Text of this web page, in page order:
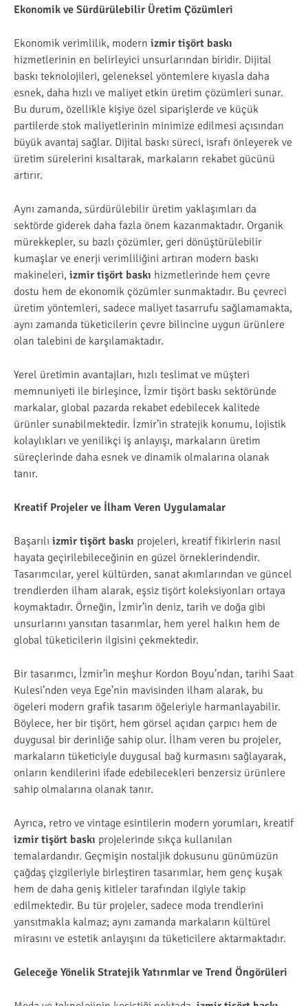
Ekonomik ve Sürdürülebilir Üretim Çözümleri
Ekonomik verimlilik, modern izmir tişört baskı
hizmetlerinin en belirleyici unsurlarından biridir. Dijital
baskı teknolojileri, geleneksel yöntemlere kıyasla daha
esnek, daha hızlı ve maliyet etkin üretim çözümleri sunar.
Bu durum, özellikle kişiye özel siparişlerde ve küçük
partilerde stok maliyetlerinin minimize edilmesi açısından
büyük avantaj sağlar. Dijital baskı süreci, israfı önleyerek ve
üretim sürelerini kısaltarak, markaların rekabet gücünü
artırır.
Aynı zamanda, sürdürülebilir üretim yaklaşımları da
sektörde giderek daha fazla önem kazanmaktadır. Organik
mürekkepler, su bazlı çözümler, geri dönüştürülebilir
kumaşlar ve enerji verimliliğini artıran modern baskı
makineleri, izmir tişört baskı hizmetlerinde hem çevre
dostu hem de ekonomik çözümler sunmaktadır. Bu çevreci
üretim yöntemleri, sadece maliyet tasarrufu sağlamamakta,
aynı zamanda tüketicilerin çevre bilincine uygun ürünlere
olan talebini de karşılamaktadır.
Yerel üretimin avantajları, hızlı teslimat ve müşteri
memnuniyeti ile birleşince, İzmir tişört baskı sektöründe
markalar, global pazarda rekabet edebilecek kalitede
ürünler sunabilmektedir. İzmir’in stratejik konumu, lojistik
kolaylıkları ve yenilikçi iş anlayışı, markaların üretim
süreçlerinde daha esnek ve dinamik olmalarına olanak
tanır.
Kreatif Projeler ve İlham Veren Uygulamalar
Başarılı izmir tişört baskı projeleri, kreatif fikirlerin nasıl
hayata geçirilebileceğinin en güzel örneklerindendir.
Tasarımcılar, yerel kültürden, sanat akımlarından ve güncel
trendlerden ilham alarak, eşsiz tişört koleksiyonları ortaya
koymaktadır. Örneğin, İzmir’in deniz, tarih ve doğa gibi
unsurlarını yansıtan tasarımlar, hem yerel halkın hem de
global tüketicilerin ilgisini çekmektedir.
Bir tasarımcı, İzmir’in meşhur Kordon Boyu’ndan, tarihi Saat
Kulesi’nden veya Ege’nin mavisinden ilham alarak, bu
ögeleri modern grafik tasarım öğeleriyle harmanlayabilir.
Böylece, her bir tişört, hem görsel açıdan çarpıcı hem de
duygusal bir derinliğe sahip olur. İlham veren bu projeler,
markaların tüketiciyle duygusal bağ kurmasını sağlayarak,
onların kendilerini ifade edebilecekleri benzersiz ürünlere
sahip olmalarına olanak tanır.
Ayrıca, retro ve vintage esintilerin modern yorumları, kreatif
izmir tişört baskı projelerinde sıkça kullanılan
temalardandır. Geçmişin nostaljik dokusunu günümüzün
çağdaş çizgileriyle birleştiren tasarımlar, hem genç kuşak
hem de daha geniş kitleler tarafından ilgiyle takip
edilmektedir. Bu tür projeler, sadece moda trendlerini
yansıtmakla kalmaz; aynı zamanda markaların kültürel
mirasını ve estetik anlayışını da tüketicilere aktarmaktadır.
Geleceğe Yönelik Stratejik Yatırımlar ve Trend Öngörüleri